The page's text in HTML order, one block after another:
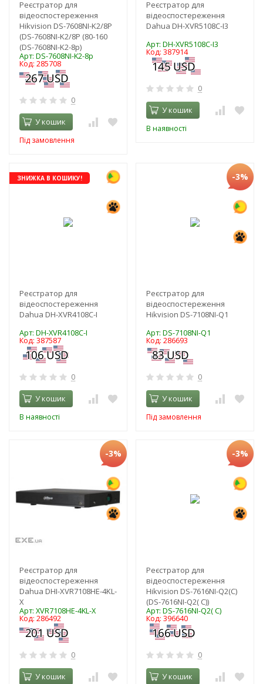
Реєстратор для
відеоспостереження
Hikvision DS-7608NI-K2/8P
(DS-7608NI-K2/8P (80-160
(DS-7608NI-K2-8p)
Арт: DS-7608NI-K2-8p
Код: 285708
0
У кошик
Під замовлення
Реєстратор для
відеоспостереження
Dahua DH-XVR5108C-I3
Арт: DH-XVR5108C-I3
Код: 387914
0
У кошик
В наявності
ЗНИЖКА В КОШИКУ!
Реєстратор для
відеоспостереження
Dahua DH-XVR4108C-I
Арт: DH-XVR4108C-I
Код: 387587
0
У кошик
В наявності
-3%
Реєстратор для
відеоспостереження
Hikvision DS-7108NI-Q1
Арт: DS-7108NI-Q1
Код: 286693
0
У кошик
Під замовлення
-3%
Реєстратор для
відеоспостереження
Dahua DHI-XVR7108HE-4KL-
X
Арт: XVR7108HE-4KL-X
Код: 286492
0
У кошик
-3%
Реєстратор для
відеоспостереження
Hikvision DS-7616NI-Q2(C)
(DS-7616NI-Q2( C))
Арт: DS-7616NI-Q2( C)
Код: 396640
0
У кошик